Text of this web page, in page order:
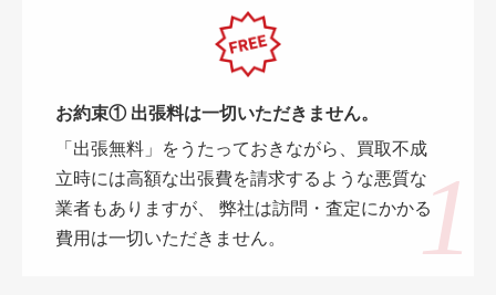
お約束① 出張料は一切いただきません。
「出張無料」をうたっておきながら、買取不成
立時には高額な出張費を請求するような悪質な
業者もありますが、 弊社は訪問・査定にかかる
費用は一切いただきません。